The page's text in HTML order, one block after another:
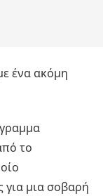
ένα ακόμη
το
για μια σοβαρή